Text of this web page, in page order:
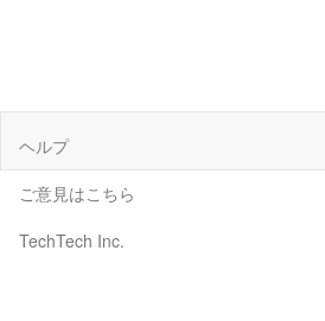
ヘルプ
ご意見はこちら
TechTech Inc.